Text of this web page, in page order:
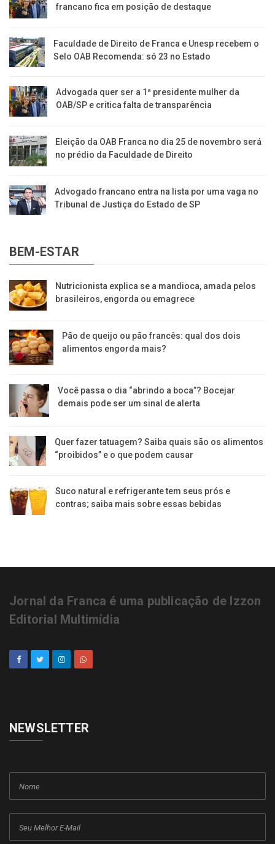
francano fica em posição de destaque
Faculdade de Direito de Franca e Unesp recebem o
Selo OAB Recomenda: só 23 no Estado
Advogada quer ser a 1ª presidente mulher da
OAB/SP e critica falta de transparência
Eleição da OAB Franca no dia 25 de novembro será
no prédio da Faculdade de Direito
Advogado francano entra na lista por uma vaga no
Tribunal de Justiça do Estado de SP
BEM-ESTAR
Nutricionista explica se a mandioca, amada pelos
brasileiros, engorda ou emagrece
Pão de queijo ou pão francês: qual dos dois
alimentos engorda mais?
Você passa o dia “abrindo a boca”? Bocejar
demais pode ser um sinal de alerta
Quer fazer tatuagem? Saiba quais são os alimentos
“proibidos” e o que podem causar
Suco natural e refrigerante tem seus prós e
contras; saiba mais sobre essas bebidas
Jornal da Franca é uma publicação de Izzon
Editorial Multimídia
NEWSLETTER